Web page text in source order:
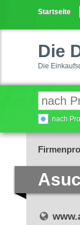
Startseite
Die
Die
nach